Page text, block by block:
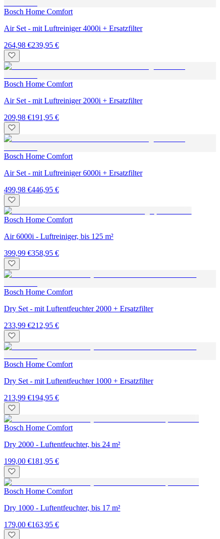
Bosch Home Comfort
Air Set - mit Luftreiniger 4000i + Ersatzfilter
264,98 €239,95 €
Bosch Home Comfort
Air Set - mit Luftreiniger 2000i + Ersatzfilter
209,98 €191,95 €
Bosch Home Comfort
Air Set - mit Luftreiniger 6000i + Ersatzfilter
499,98 €446,95 €
Bosch Home Comfort
Air 6000i - Luftreiniger, bis 125 m²
399,99 €358,95 €
Bosch Home Comfort
Dry Set - mit Luftentfeuchter 2000 + Ersatzfilter
233,99 €212,95 €
Bosch Home Comfort
Dry Set - mit Luftentfeuchter 1000 + Ersatzfilter
213,99 €194,95 €
Bosch Home Comfort
Dry 2000 - Luftentfeuchter, bis 24 m²
199,00 €181,95 €
Bosch Home Comfort
Dry 1000 - Luftentfeuchter, bis 17 m²
179,00 €163,95 €